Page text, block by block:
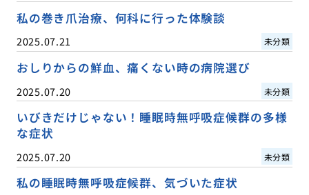
私の巻き爪治療、何科に行った体験談
2025.07.21 未分類
おしりからの鮮血、痛くない時の病院選び
2025.07.20 未分類
いびきだけじゃない！睡眠時無呼吸症候群の多様
な症状
2025.07.20 未分類
私の睡眠時無呼吸症候群、気づいた症状